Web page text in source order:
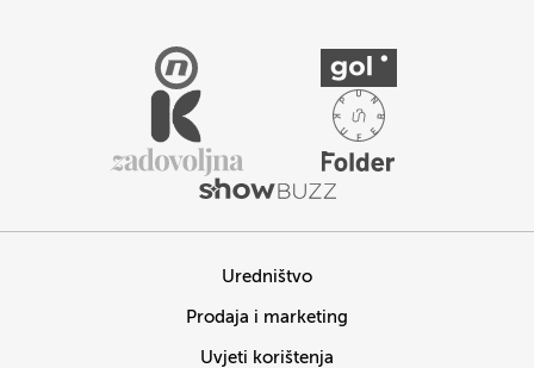
Uredništvo
Prodaja i marketing
Uvjeti korištenja